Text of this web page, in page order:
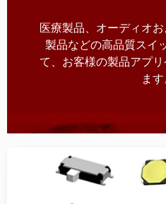
医療製品、オーディオ
製品などの高品質スイ
て、お客様の製品アプ
ます